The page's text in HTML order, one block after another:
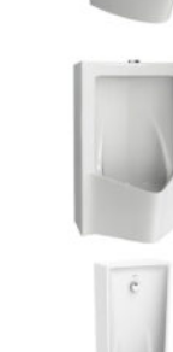
Bồn tiểu nam
7.670.000 VND
Bồn tiểu nam